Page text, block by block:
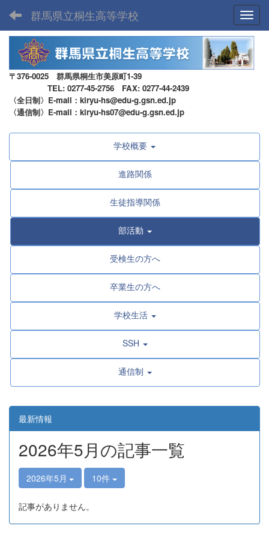
群馬県立桐生高等学校
〒376-0025 群馬県桐生市美原町1-39
TEL: 0277-45-2756 FAX: 0277-44-2439
〈全日制〉E-mail：kiryu-hs@edu-g.gsn.ed.jp
〈通信制〉E-mail：kiryu-hs07@edu-g.gsn.ed.jp
学校概要
進路関係
生徒指導関係
部活動
受検生の方へ
卒業生の方へ
学校生活
SSH
通信制
最新情報
2026年5月の記事一覧
2026年5月 10件
記事がありません。